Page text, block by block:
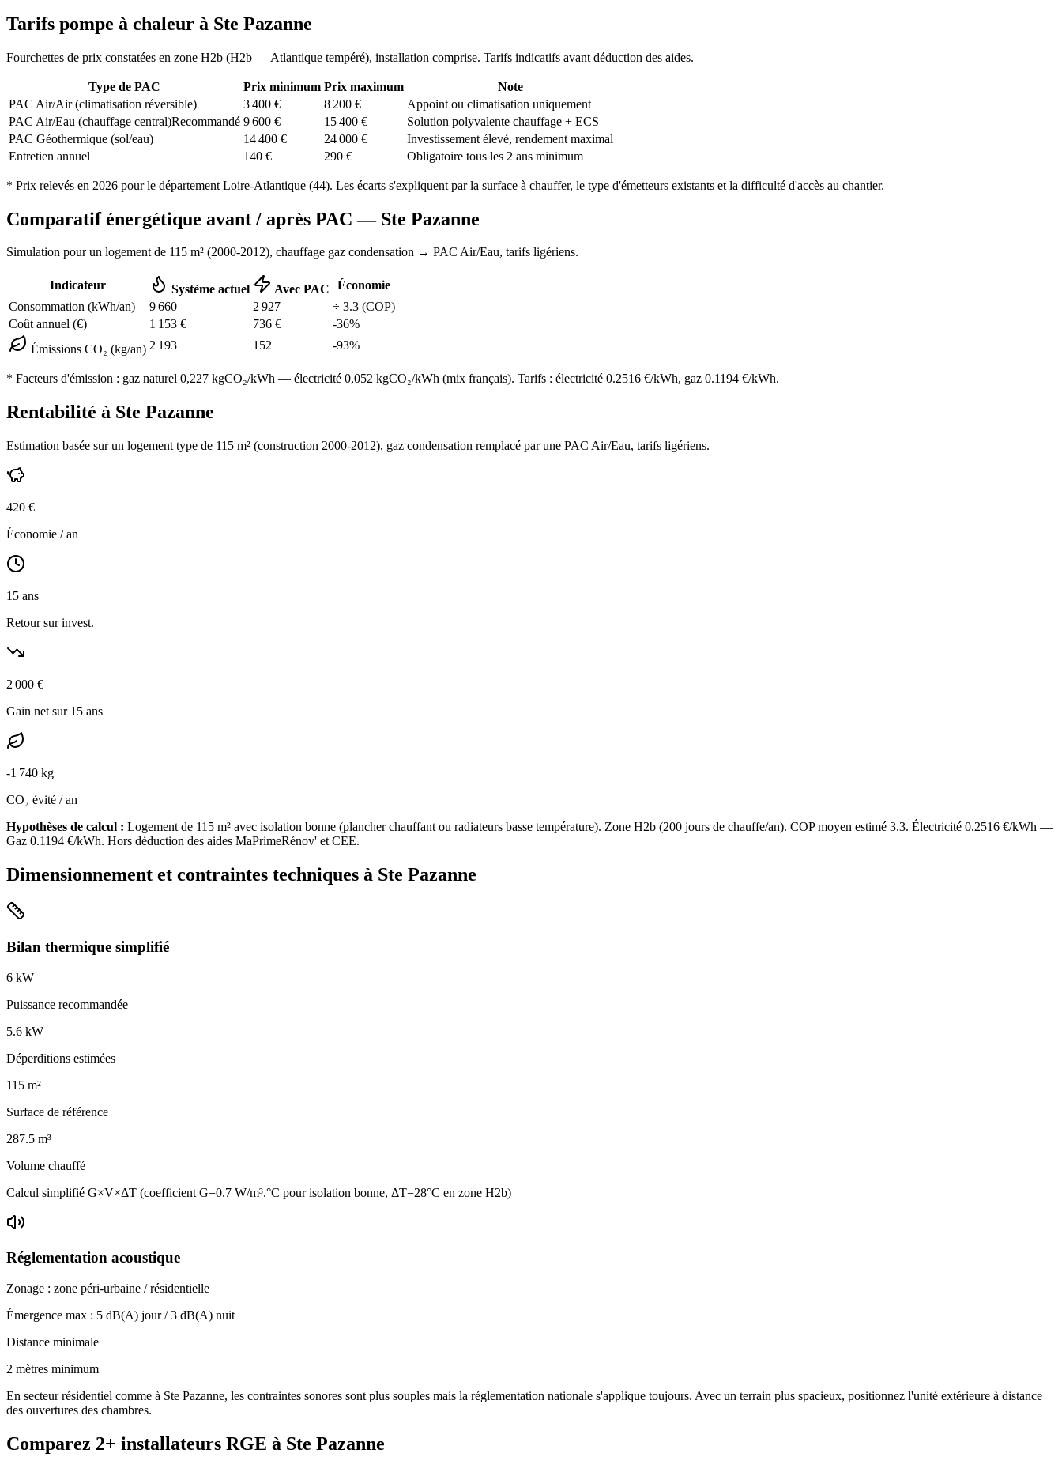
Tarifs pompe à chaleur à Ste Pazanne
Fourchettes de prix constatées en zone H2b (H2b — Atlantique tempéré), installation comprise. Tarifs indicatifs avant déduction des aides.
Type de PAC Prix minimum Prix maximum
Note
PAC Air/Air (climatisation réversible)
3 400 € 8 200 €
Appoint ou climatisation uniquement
PAC Air/Eau (chauffage central)Recommandé 9 600 € 15 400 €
Solution polyvalente chauffage + ECS
PAC Géothermique (sol/eau)
14 400 € 24 000 €
Investissement élevé, rendement maximal
Entretien annuel
140 € 290 € Obligatoire tous les 2 ans minimum
* Prix relevés en 2026 pour le département Loire-Atlantique (44). Les écarts s'expliquent par la surface à chauffer, le type d'émetteurs existants et la difficulté d'accès au chantier.
Comparatif énergétique avant / après PAC — Ste Pazanne
Simulation pour un logement de 115 m² (2000-2012), chauffage gaz condensation → PAC Air/Eau, tarifs ligériens.
Indicateur Système actuel Avec PAC
Économie
Consommation (kWh/an)
9 660 2 927 ÷ 3.3 (COP)
Coût annuel (€)
1 153 € 736 € -36%
Émissions CO₂ (kg/an) 2 193 152 -93%
* Facteurs d'émission : gaz naturel 0,227 kgCO₂/kWh — électricité 0,052 kgCO₂/kWh (mix français). Tarifs : électricité 0.2516 €/kWh, gaz 0.1194 €/kWh.
Rentabilité à Ste Pazanne
Estimation basée sur un logement type de 115 m² (construction 2000-2012), gaz condensation remplacé par une PAC Air/Eau, tarifs ligériens.
420 €
Économie / an
15 ans
Retour sur invest.
2 000 €
Gain net sur 15 ans
-1 740 kg
CO₂ évité / an
Hypothèses de calcul : Logement de 115 m² avec isolation bonne (plancher chauffant ou radiateurs basse température). Zone H2b (200 jours de chauffe/an). COP moyen estimé 3.3. Électricité 0.2516 €/kWh —
Gaz 0.1194 €/kWh. Hors déduction des aides MaPrimeRénov' et CEE.
Dimensionnement et contraintes techniques à Ste Pazanne
Bilan thermique simplifié
6 kW
Puissance recommandée
5.6 kW
Déperditions estimées
115 m²
Surface de référence
287.5 m³
Volume chauffé
Calcul simplifié G×V×ΔT (coefficient G=0.7 W/m³.°C pour isolation bonne, ΔT=28°C en zone H2b)
Réglementation acoustique
Zonage : zone péri-urbaine / résidentielle
Émergence max : 5 dB(A) jour /3 dB(A) nuit
Distance minimale
2 mètres minimum
En secteur résidentiel comme à Ste Pazanne, les contraintes sonores sont plus souples mais la réglementation nationale s'applique toujours. Avec un terrain plus spacieux, positionnez l'unité extérieure à distance
des ouvertures des chambres.
Comparez 2+ installateurs RGE à Ste Pazanne